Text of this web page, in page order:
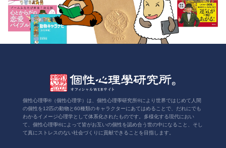
個性心理學®（個性心理学）は、個性心理學研究所®により世界ではじめて人間
の個性を12匹の動物と60種類のキャラクターにあてはめることで、だれにでも
わかるイメージ心理学として体系化されたものです。多様化する現代におい
て、個性心理學®によって皆がお互いの個性を認め合う世の中になること、そし
て真にストレスのない社会づくりに貢献できることを目指します。